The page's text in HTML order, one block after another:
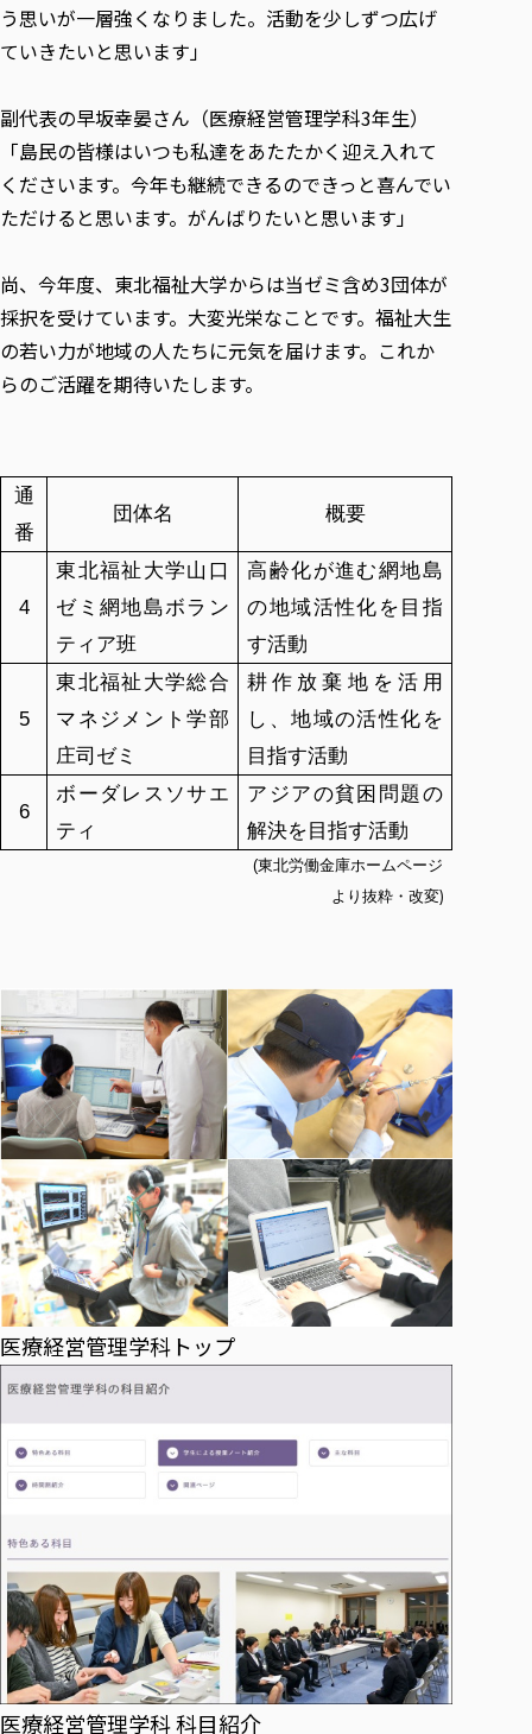
う思いが一層強くなりました。活動を少しずつ広げ
ていきたいと思います」
副代表の早坂幸晏さん（医療経営管理学科3年生）
「島民の皆様はいつも私達をあたたかく迎え入れて
くださいます。今年も継続できるのできっと喜んでい
ただけると思います。がんばりたいと思います」
尚、今年度、東北福祉大学からは当ゼミ含め3団体が
採択を受けています。大変光栄なことです。福祉大生
の若い力が地域の人たちに元気を届けます。これか
らのご活躍を期待いたします。
通
番
団体名 概要
4
東北福祉大学山口
ゼミ網地島ボラン
ティア班
高齢化が進む網地島
の地域活性化を目指
す活動
5
東北福祉大学総合
マネジメント学部
庄司ゼミ
耕作放棄地を活用
し、地域の活性化を
目指す活動
6
ボーダレスソサエ
ティ
アジアの貧困問題の
解決を目指す活動
(東北労働金庫ホームページ
より抜粋・改変)
医療経営管理学科トップ
医療経営管理学科 科目紹介